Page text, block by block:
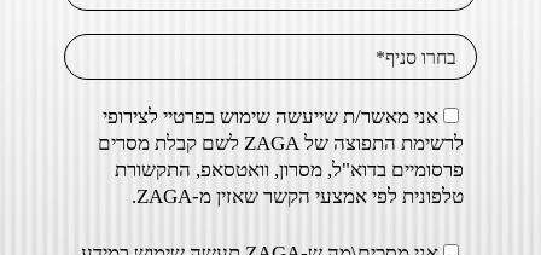
אני מאשר/ת שייעשה שימוש בפרטיי לצירופי
לרשימת התפוצה של ZAGA לשם קבלת מסרים
פרסומיים בדוא"ל, מסרון, וואטסאפ, התקשורת
טלפונית לפי אמצעי הקשר שאזין מ-ZAGA.